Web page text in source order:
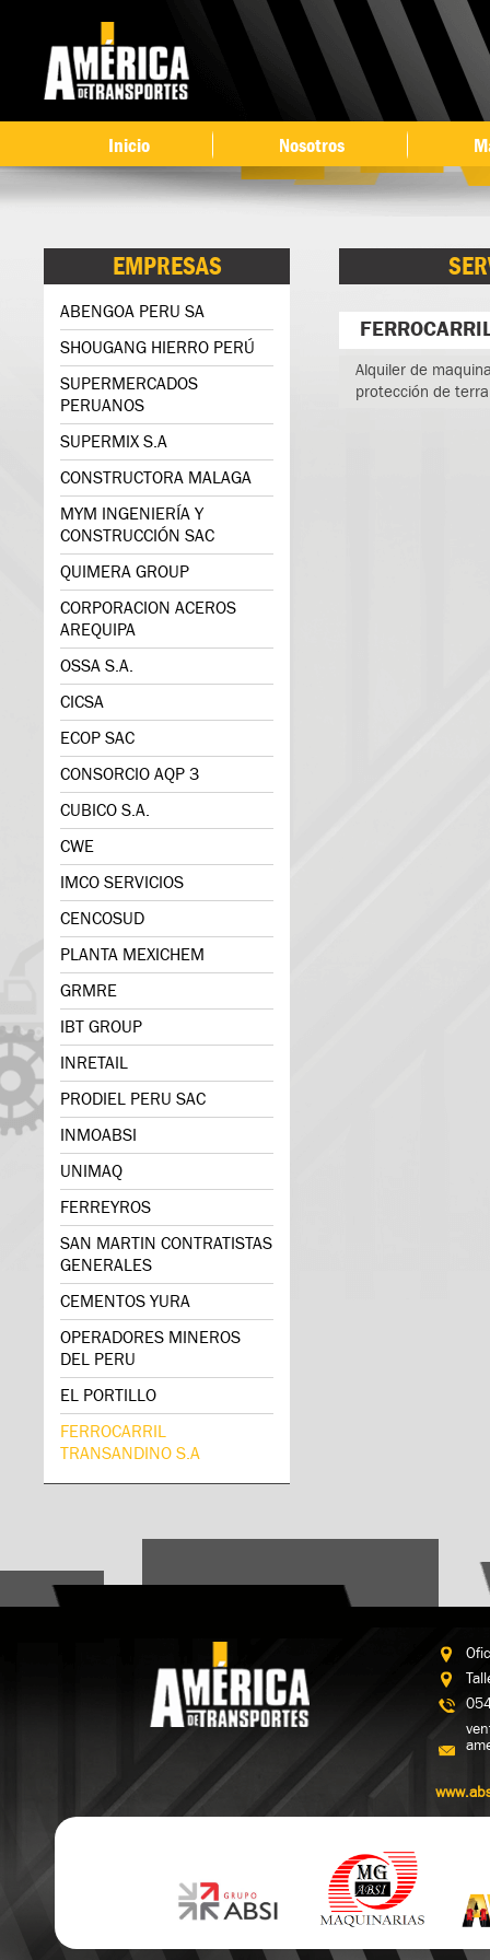
Ir
Inicio Nosotros
Alquiler de
protección de
EMPRESAS
ABENGOA PERU SA
SHOUGANG HIERRO PERÚ
SUPERMERCADOS
PERUANOS
SUPERMIX S.A
CONSTRUCTORA MALAGA
MYM INGENIERÍA Y
CONSTRUCCIÓN SAC
QUIMERA GROUP
CORPORACION ACEROS
AREQUIPA
OSSA S.A.
CICSA
ECOP SAC
CONSORCIO AQP 3
CUBICO S.A.
CWE
IMCO SERVICIOS
CENCOSUD
PLANTA MEXICHEM
GRMRE
IBT GROUP
INRETAIL
PRODIEL PERU SAC
INMOABSI
UNIMAQ
FERREYROS
SAN MARTIN CONTRATISTAS
GENERALES
CEMENTOS YURA
OPERADORES MINEROS
DEL PERU
EL PORTILLO
FERROCARRIL
TRANSANDINO S.A